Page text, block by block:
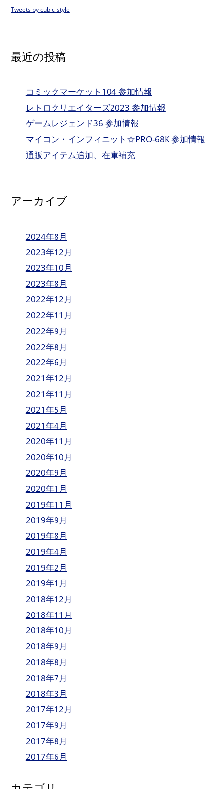
Tweets by cubic_style
最近の投稿
コミックマーケット104 参加情報
レトロクリエイターズ2023 参加情報
ゲームレジェンド36 参加情報
マイコン・インフィニット☆PRO-68K 参加情報
通販アイテム追加、在庫補充
アーカイブ
2024年8月
2023年12月
2023年10月
2023年8月
2022年12月
2022年11月
2022年9月
2022年8月
2022年6月
2021年12月
2021年11月
2021年5月
2021年4月
2020年11月
2020年10月
2020年9月
2020年1月
2019年11月
2019年9月
2019年8月
2019年4月
2019年2月
2019年1月
2018年12月
2018年11月
2018年10月
2018年9月
2018年8月
2018年7月
2018年3月
2017年12月
2017年9月
2017年8月
2017年6月